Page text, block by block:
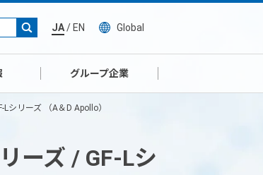
JA/ EN Global
グループ企業
シリーズ （A＆D Apollo）
ーズ / GF-Lシ